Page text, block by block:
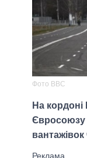
Фото BBC
На кордоні
Євросоюзу